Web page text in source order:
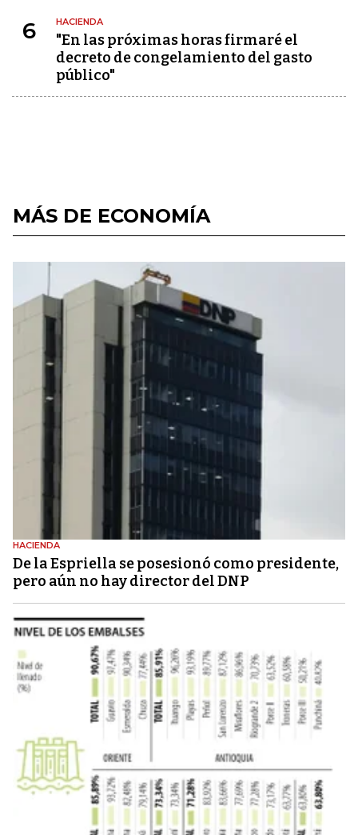
6 HACIENDA
"En las próximas horas firmaré el
decreto de congelamiento del gasto
público"
MÁS DE ECONOMÍA
HACIENDA
De la Espriella se posesionó como presidente,
pero aún no hay director del DNP